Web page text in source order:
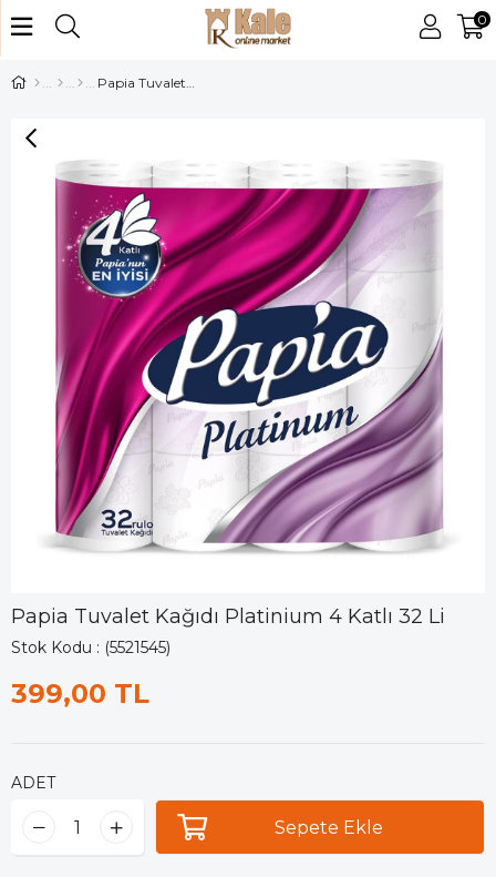
0
Papia Tuvalet Kağıdı Platinium 4 Katlı 32 Li
Papia Tuvalet Kağıdı Platinium 4 Katlı 32 Li
Stok Kodu (5521545)
399,00 TL
ADET